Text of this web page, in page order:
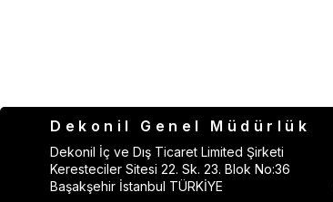
Dekonil Genel Müdürlük
Dekonil İç ve Dış Ticaret Limited Şirketi
Keresteciler Sitesi 22. Sk. 23. Blok No:36
Başakşehir İstanbul TÜRKİYE